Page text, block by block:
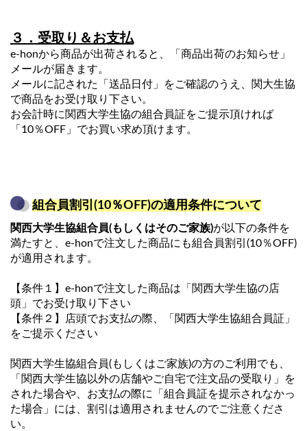
３．受取り＆お支払
e-honから商品が出荷されると、「商品出荷のお知らせ」
メールが届きます。
メールに記された「送品日付」をご確認のうえ、関大生協
で商品をお受け取り下さい。
お会計時に関西大学生協の組合員証をご提示頂ければ
「10％OFF」でお買い求め頂けます。
組合員割引(10％OFF)の適用条件について
関西大学生協組合員(もしくはそのご家族)が以下の条件を
満たすと、e-honで注文した商品にも組合員割引(10％OFF)
が適用されます。
【条件１】e-honで注文した商品は「関西大学生協の店
頭」でお受け取り下さい
【条件２】店頭でお支払の際、「関西大学生協組合員証」
をご提示ください
関西大学生協組合員(もしくはご家族)の方のご利用でも、
「関西大学生協以外の店舗やご自宅で注文品の受取り」を
された場合や、お支払の際に「組合員証を提示されなかっ
た場合」には、割引は適用されませんのでご注意くださ
い。